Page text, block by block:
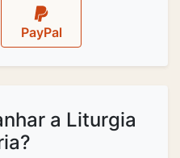
PayPal
a Liturgia